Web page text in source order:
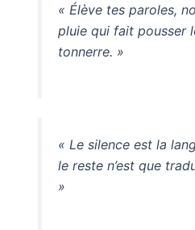
« Élève tes paroles,
pluie qui fait pousser
tonnerre. »
« Le silence est la
le reste n’est que
»